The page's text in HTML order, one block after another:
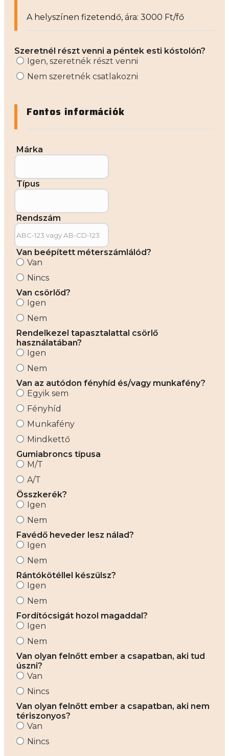
A helyszínen fizetendő, ára: 3000 Ft/fő
Szeretnél részt venni a péntek esti kóstolón?
Igen, szeretnék részt venni
Nem szeretnék csatlakozni
Fontos információk
Márka
Típus
Rendszám
Van beépített méterszámlálód?
Van
Nincs
Van csörlőd?
Igen
Nem
Rendelkezel tapasztalattal csörlő
használatában?
Igen
Nem
Van az autódon fényhíd és/vagy munkafény?
Egyik sem
Fényhíd
Munkafény
Mindkettő
Gumiabroncs típusa
M/T
A/T
Összkerék?
Igen
Nem
Favédő heveder lesz nálad?
Igen
Nem
Rántókötéllel készülsz?
Igen
Nem
Fordítócsigát hozol magaddal?
Igen
Nem
Van olyan felnőtt ember a csapatban, aki tud
úszni?
Van
Nincs
Van olyan felnőtt ember a csapatban, aki nem
tériszonyos?
Van
Nincs